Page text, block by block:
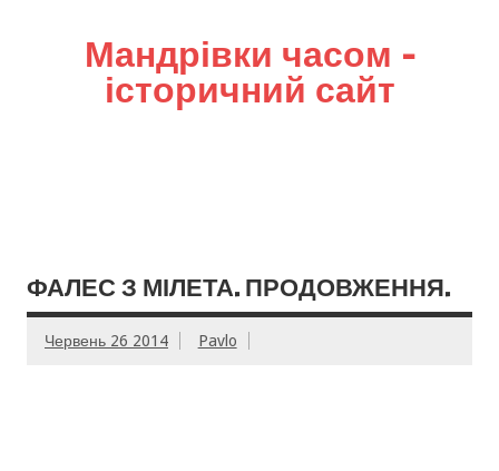
Мандрівки часом –
історичний сайт
ФАЛЕС З МІЛЕТА. ПРОДОВЖЕННЯ.
Червень 26 2014 Pavlo